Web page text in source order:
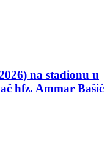
na stadionu u
hfz. Ammar Bašić